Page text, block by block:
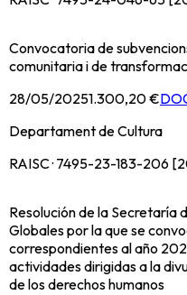
Convocatoria de
comunitaria i de
28/05/20251.300,20 €
Departament de Cultura
RAISC · 7495-23-183-206
Resolución de la Secretaría
Globales por la que se
correspondientes al año
actividades dirigidas a la
de los derechos humanos